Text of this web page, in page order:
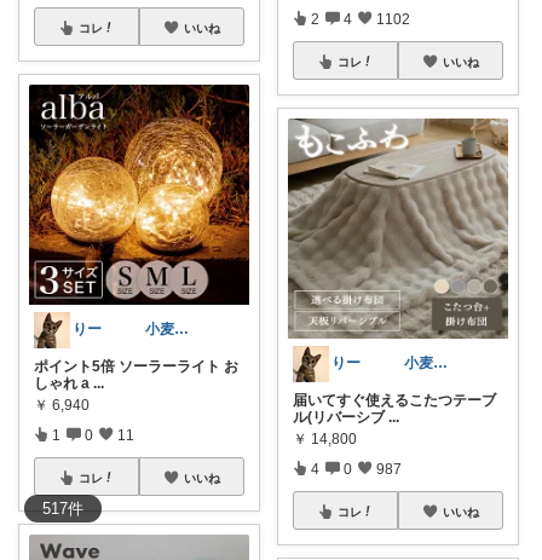
517件
コレ いいね
りー 小麦収穫8月中旬まで？
ポイント5倍 ソーラーライト お
しゃれ a ...
￥ 6,940
1 0 11
コレ いいね
2 4 1102
コレ いいね
りー 小麦収穫8月中旬まで？
届いてすぐ使えるこたつテーブ
ル(リバーシブ ...
￥ 14,800
4 0 987
コレ いいね